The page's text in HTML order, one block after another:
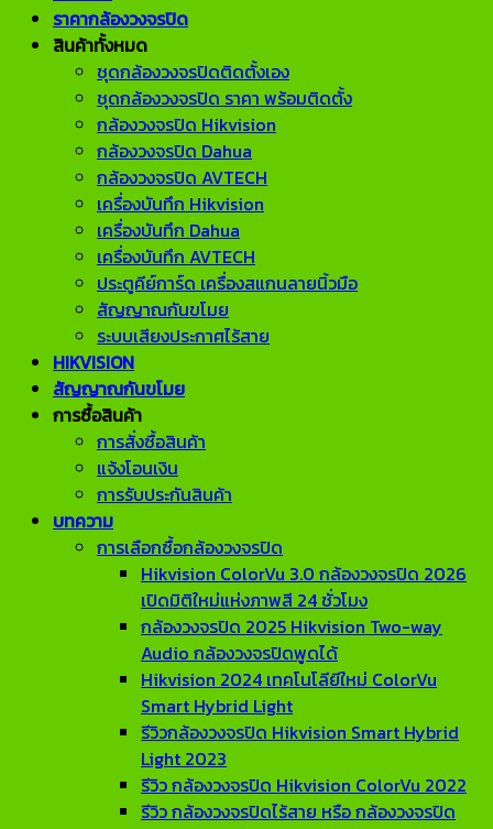
ราคากล้องวงจรปิด
สินค้าทั้งหมด
ชุดกล้องวงจรปิดติดตั้งเอง
ชุดกล้องวงจรปิด ราคา พร้อมติดตั้ง
กล้องวงจรปิด Hikvision
กล้องวงจรปิด Dahua
กล้องวงจรปิด AVTECH
เครื่องบันทึก Hikvision
เครื่องบันทึก Dahua
เครื่องบันทึก AVTECH
ประตูคีย์การ์ด เครื่องสแกนลายนิ้วมือ
สัญญาณกันขโมย
ระบบเสียงประกาศไร้สาย
HIKVISION
สัญญาณกันขโมย
การซื้อสินค้า
การสั่งซื้อสินค้า
แจ้งโอนเงิน
การรับประกันสินค้า
บทความ
การเลือกซื้อกล้องวงจรปิด
Hikvision ColorVu 3.0 กล้องวงจรปิด 2026
เปิดมิติใหม่แห่งภาพสี 24 ชั่วโมง
กล้องวงจรปิด 2025 Hikvision Two-way
Audio กล้องวงจรปิดพูดได้
Hikvision 2024 เทคโนโลียีใหม่ ColorVu
Smart Hybrid Light
รีวิวกล้องวงจรปิด Hikvision Smart Hybrid
Light 2023
รีวิว กล้องวงจรปิด Hikvision ColorVu 2022
รีวิว กล้องวงจรปิดไร้สาย หรือ กล้องวงจรปิด